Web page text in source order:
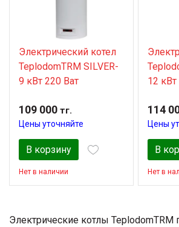
Электрический котел
TeplodomTRM SILVER-
9 кВт 220 Ват
109 000 тг.
Цены уточняйте
В корзину
Нет в наличии
12 кВт
114
Цены
В
Нет в
Электрические котлы TeplodomTRM